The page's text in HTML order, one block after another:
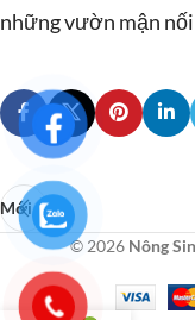
những vườn mận
Mới hơn
© 2026 Nông